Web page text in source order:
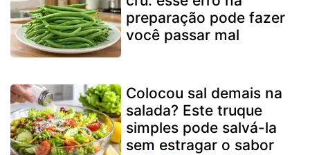
preparação pode fazer
você passar mal
Colocou sal demais na
salada? Este truque
simples pode salvá-la
sem estragar o sabor